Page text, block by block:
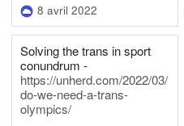
8 avril 2022
Solving the trans in sport
conundrum -
https://unherd.com/2022/03/
do-we-need-a-trans-
olympics/